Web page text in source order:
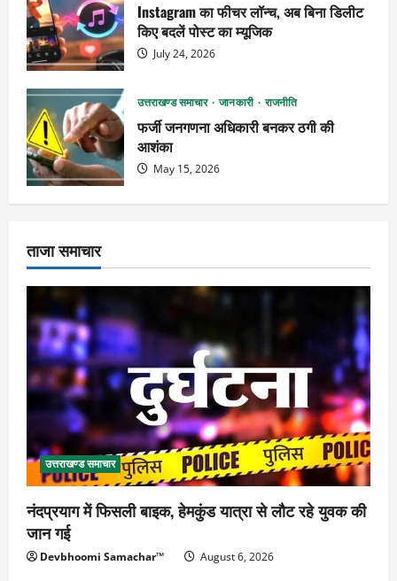
Instagram का फीचर लॉन्च, अब बिना डिलीट
किए बदलें पोस्ट का म्यूजिक
July 24, 2026
उत्तराखण्ड समाचार जानकारी राजनीति
फर्जी जनगणना अधिकारी बनकर ठगी की
आशंका
May 15, 2026
ताजा समाचार
उत्तराखण्ड समाचार
नंदप्रयाग में फिसली बाइक, हेमकुंड यात्रा से लौट रहे युवक की
जान गई
Devbhoomi Samachar™ August 6, 2026